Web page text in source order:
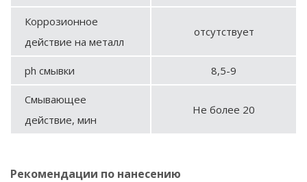
Коррозионное
действие на металл
отсутствует
ph смывки 8,5-9
Смывающее
действие, мин
Не более 20
Рекомендации по нанесению